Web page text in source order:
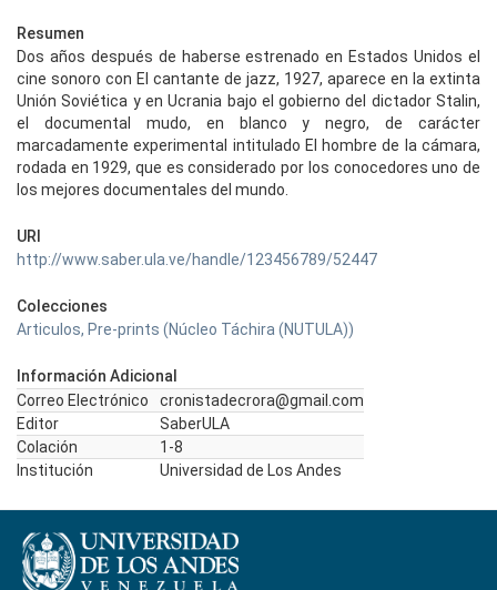
Resumen
Dos años después de haberse estrenado en Estados Unidos el
cine sonoro con El cantante de jazz, 1927, aparece en la extinta
Unión Soviética y en Ucrania bajo el gobierno del dictador Stalin,
el documental mudo, en blanco y negro, de carácter
marcadamente experimental intitulado El hombre de la cámara,
rodada en 1929, que es considerado por los conocedores uno de
los mejores documentales del mundo.
URI
http://www.saber.ula.ve/handle/123456789/52447
Colecciones
Articulos, Pre-prints (Núcleo Táchira (NUTULA))
Información Adicional
Correo Electrónico
cronistadecrora@gmail.com
Editor
SaberULA
Colación
1-8
Institución
Universidad de Los Andes